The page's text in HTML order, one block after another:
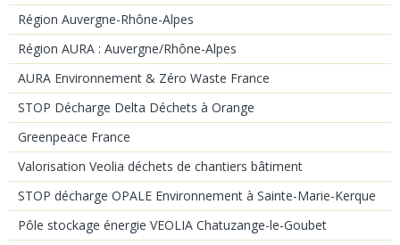
Région Auvergne-Rhône-Alpes
Région AURA : Auvergne/Rhône-Alpes
AURA Environnement & Zéro Waste France
STOP Décharge Delta Déchets à Orange
Greenpeace France
Valorisation Veolia déchets de chantiers bâtiment
STOP décharge OPALE Environnement à Sainte-Marie-Kerque
Pôle stockage énergie VEOLIA Chatuzange-le-Goubet